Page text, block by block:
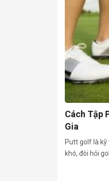
Cách Tập
Gia
Putt golf là
khó, đòi hỏi